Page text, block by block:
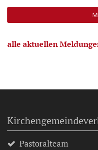
alle aktuellen
Pastoralteam